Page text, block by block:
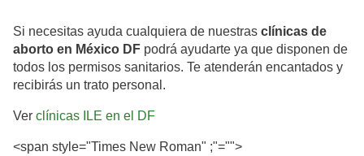
Si necesitas ayuda cualquiera de nuestras clínicas de
aborto en México DF podrá ayudarte ya que disponen de
todos los permisos sanitarios. Te atenderán encantados y
recibirás un trato personal.
Ver clínicas ILE en el DF
<span style="Times New Roman" ;"="">